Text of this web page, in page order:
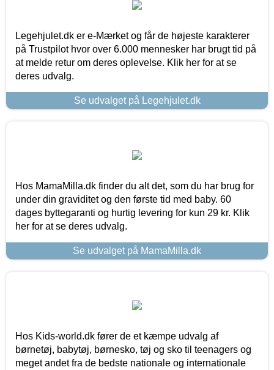
Legehjulet.dk er e-Mærket og får de højeste karakterer
på Trustpilot hvor over 6.000 mennesker har brugt tid på
at melde retur om deres oplevelse. Klik her for at se
deres udvalg.
Se udvalget på Legehjulet.dk
Hos MamaMilla.dk finder du alt det, som du har brug for
under din graviditet og den første tid med baby. 60
dages byttegaranti og hurtig levering for kun 29 kr. Klik
her for at se deres udvalg.
Se udvalget på MamaMilla.dk
Hos Kids-world.dk fører de et kæmpe udvalg af
børnetøj, babytøj, børnesko, tøj og sko til teenagers og
meget andet fra de bedste nationale og internationale